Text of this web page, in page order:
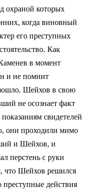
охраной которых
когда виновный
его преступных
Как
в момент
и не помнит
Шейхов в свою
не осознает факт
свидетелей
они проходили мимо
и Шейхов, и
перстень с руки
что Шейхов решился
преступные действия